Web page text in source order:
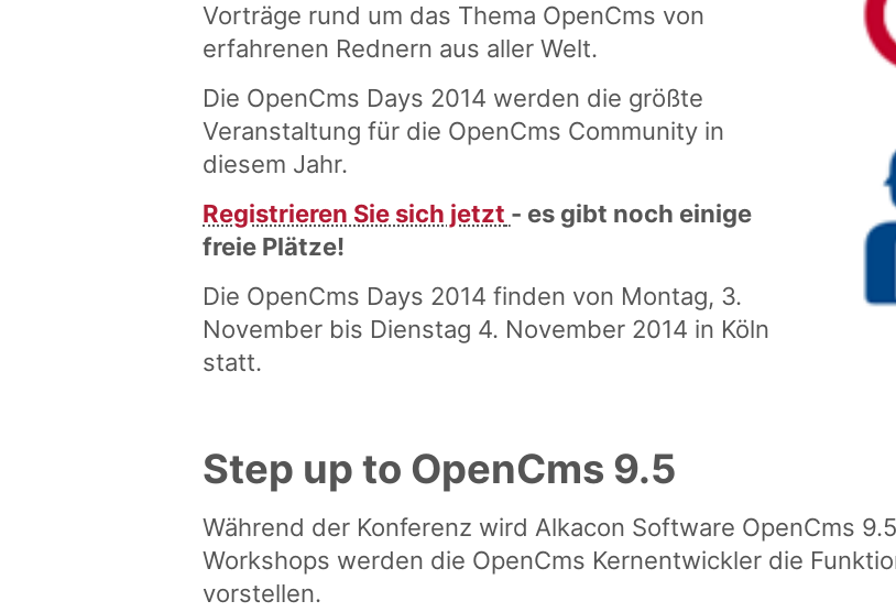
Vorträge rund um das Thema OpenCms von
erfahrenen Rednern aus aller Welt.
Die OpenCms Days 2014 werden die größte
Veranstaltung für die OpenCms Community in
diesem Jahr.
Registrieren Sie sich jetzt - es gibt noch einige
freie Plätze!
Die OpenCms Days 2014 finden von Montag, 3.
November bis Dienstag 4. November 2014 in Köln
statt.
Step up to OpenCms 9.5
Während der Konferenz wird Alkacon Software OpenCms
Workshops werden die OpenCms Kernentwickler die
vorstellen.